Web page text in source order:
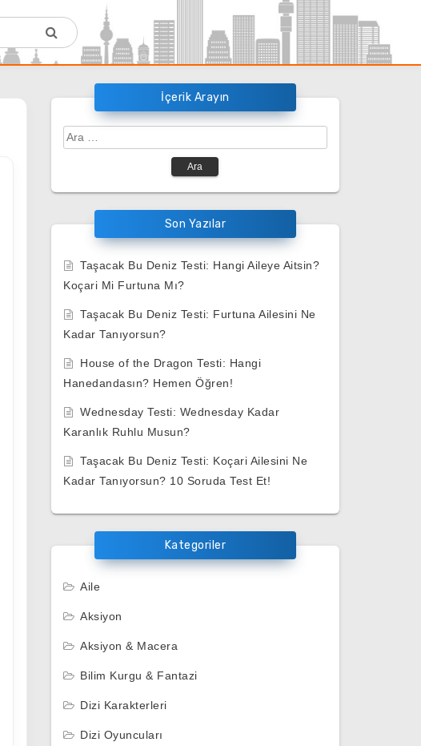
İçerik Arayın
Arama:
Son Yazılar
Taşacak Bu Deniz Testi: Hangi Aileye Aitsin?
Koçari Mi Furtuna Mı?
Taşacak Bu Deniz Testi: Furtuna Ailesini Ne
Kadar Tanıyorsun?
House of the Dragon Testi: Hangi
Hanedandasın? Hemen Öğren!
Wednesday Testi: Wednesday Kadar
Karanlık Ruhlu Musun?
Taşacak Bu Deniz Testi: Koçari Ailesini Ne
Kadar Tanıyorsun? 10 Soruda Test Et!
Kategoriler
Aile
Aksiyon
Aksiyon & Macera
Bilim Kurgu & Fantazi
Dizi Karakterleri
Dizi Oyuncuları